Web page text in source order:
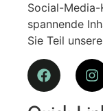
Social-
spannende
Sie Teil